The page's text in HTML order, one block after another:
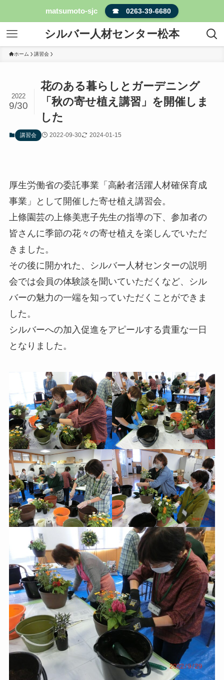
matsumoto-sjc ☎ 0263-39-6680
シルバー人材センター松本
ホーム 講習会
花のある暮らしとガーデニング
「秋の寄せ植え講習」を開催しま
した
2022
9/30
講習会 2022-09-30 2024-01-15
厚生労働省の委託事業「高齢者活躍人材確保育成
事業」として開催した寄せ植え講習会。
上條園芸の上條美恵子先生の指導の下、参加者の
皆さんに季節の花々の寄せ植えを楽しんでいただ
きました。
その後に開かれた、シルバー人材センターの説明
会では会員の体験談を聞いていただくなど、シル
バーの魅力の一端を知っていただくことができま
した。
シルバーへの加入促進をアピールする貴重な一日
となりました。